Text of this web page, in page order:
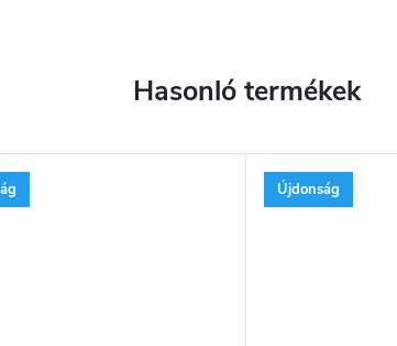
Újdonság